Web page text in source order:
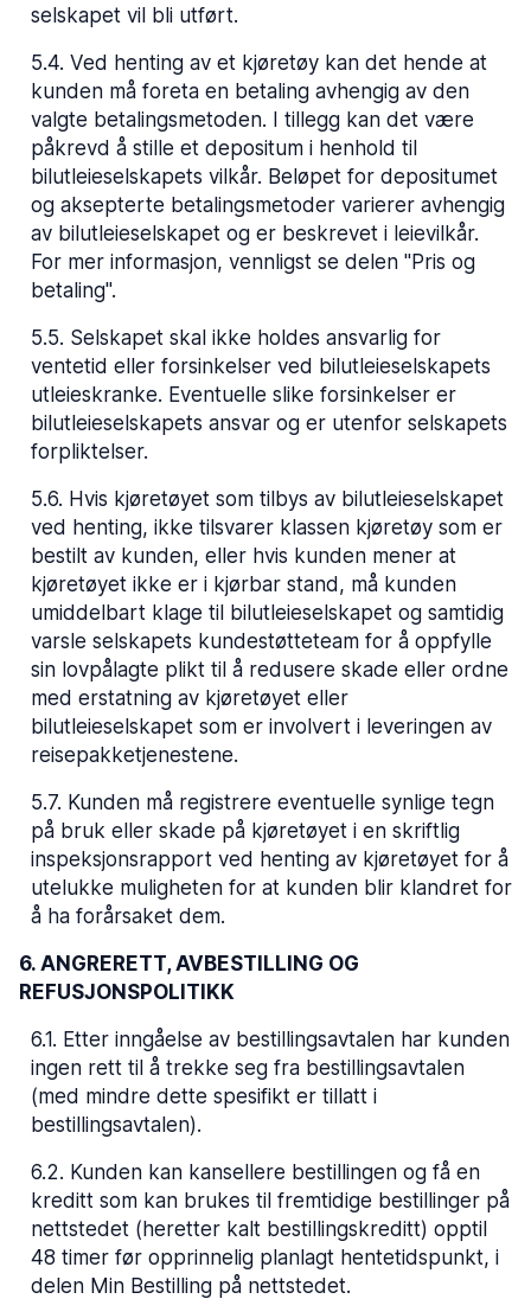
selskapet vil bli utført.
5.4. Ved henting av et kjøretøy kan det hende at
kunden må foreta en betaling avhengig av den
valgte betalingsmetoden. I tillegg kan det være
påkrevd å stille et depositum i henhold til
bilutleieselskapets vilkår. Beløpet for depositumet
og aksepterte betalingsmetoder varierer avhengig
av bilutleieselskapet og er beskrevet i leievilkår.
For mer informasjon, vennligst se delen "Pris og
betaling".
5.5. Selskapet skal ikke holdes ansvarlig for
ventetid eller forsinkelser ved bilutleieselskapets
utleieskranke. Eventuelle slike forsinkelser er
bilutleieselskapets ansvar og er utenfor selskapets
forpliktelser.
5.6. Hvis kjøretøyet som tilbys av bilutleieselskapet
ved henting, ikke tilsvarer klassen kjøretøy som er
bestilt av kunden, eller hvis kunden mener at
kjøretøyet ikke er i kjørbar stand, må kunden
umiddelbart klage til bilutleieselskapet og samtidig
varsle selskapets kundestøtteteam for å oppfylle
sin lovpålagte plikt til å redusere skade eller ordne
med erstatning av kjøretøyet eller
bilutleieselskapet som er involvert i leveringen av
reisepakketjenestene.
5.7. Kunden må registrere eventuelle synlige tegn
på bruk eller skade på kjøretøyet i en skriftlig
inspeksjonsrapport ved henting av kjøretøyet for å
utelukke muligheten for at kunden blir klandret for
å ha forårsaket dem.
6. ANGRERETT, AVBESTILLING OG
REFUSJONSPOLITIKK
6.1. Etter inngåelse av bestillingsavtalen har kunden
ingen rett til å trekke seg fra bestillingsavtalen
(med mindre dette spesifikt er tillatt i
bestillingsavtalen).
6.2. Kunden kan kansellere bestillingen og få en
kreditt som kan brukes til fremtidige bestillinger på
nettstedet (heretter kalt bestillingskreditt) opptil
48 timer før opprinnelig planlagt hentetidspunkt, i
delen Min Bestilling på nettstedet.